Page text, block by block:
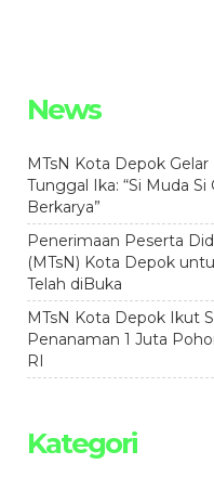
News
MTsN Kota Depok
Tunggal Ika: “Si Muda Si
Berkarya”
Penerimaan Peserta
(MTsN) Kota Depok
Telah diBuka
MTsN Kota Depok Ikut
Penanaman 1 Juta
RI
Kategori